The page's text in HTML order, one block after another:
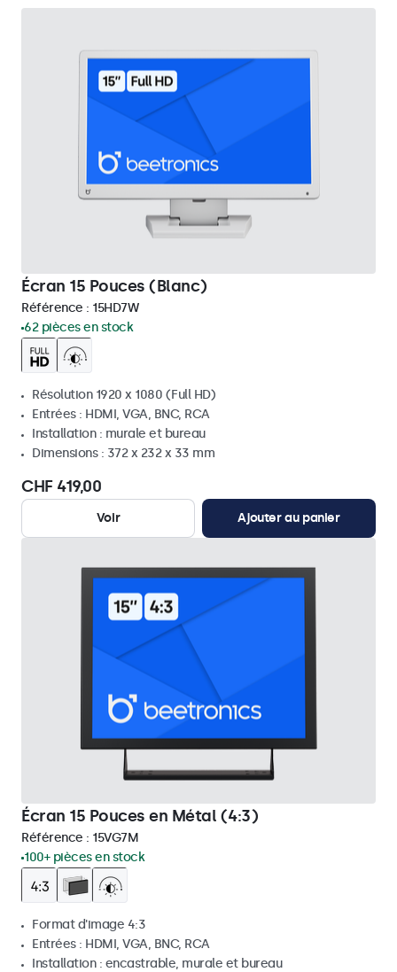
Écran 15 Pouces (Blanc)
Référence : 15HD7W
62 pièces en stock
Résolution 1920 x 1080 (Full HD)
Entrées : HDMI, VGA, BNC, RCA
Installation : murale et bureau
Dimensions : 372 x 232 x 33 mm
CHF 419,00
Voir Ajouter au panier
Écran 15 Pouces en Métal (4:3)
Référence : 15VG7M
100+ pièces en stock
Format d'image 4:3
Entrées : HDMI, VGA, BNC, RCA
Installation : encastrable, murale et bureau